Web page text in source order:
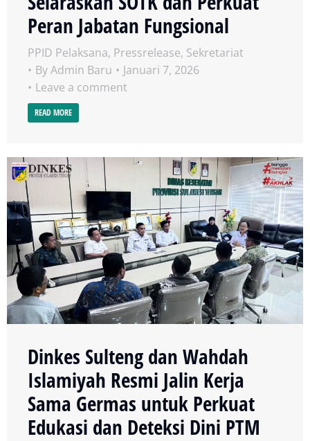
Peran Jabatan Fungsional
PPID Pelaksana, Pressrelease, Sekretariat
ByAdmin Baru
Januari 7, 2026
Leave a comment
READ MORE
Dinkes Sulteng dan Wahdah
Islamiyah Resmi Jalin Kerja
Sama Germas untuk Perkuat
Edukasi dan Deteksi Dini PTM